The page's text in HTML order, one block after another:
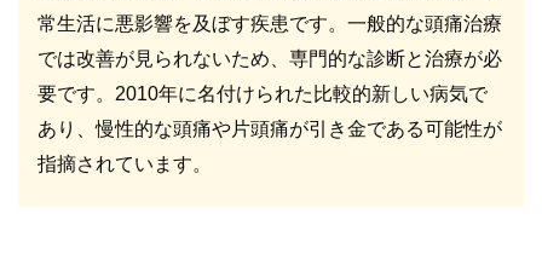
常生活に悪影響を及ぼす疾患です。一般的な頭痛治療
では改善が見られないため、専門的な診断と治療が必
要です。2010年に名付けられた比較的新しい病気で
あり、慢性的な頭痛や片頭痛が引き金である可能性が
指摘されています。